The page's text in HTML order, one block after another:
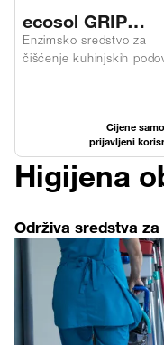
ecosol GRIP
FLOOR 4MIX
Enzimsko sredstvo za
čišćenje kuhinjskih
Cijene
prijavljeni
Higijena
Održiva sredstva